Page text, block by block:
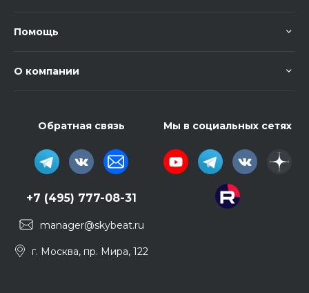
Помощь
О компании
Обратная связь
+7 (495) 777-08-31
manager@skybeat.ru
г. Москва, пр. Мира, 122
Мы в социальных сетях